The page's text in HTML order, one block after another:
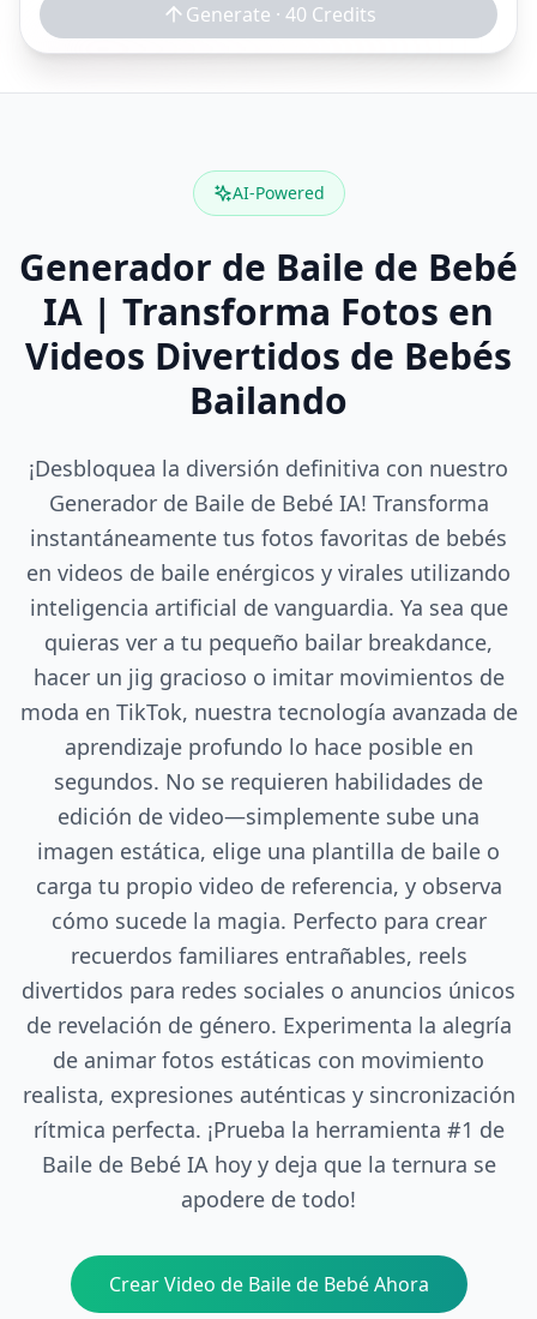
Generate · 40 Credits
AI-Powered
Generador de Baile de Bebé
IA | Transforma Fotos en
Videos Divertidos de Bebés
Bailando
¡Desbloquea la diversión definitiva con nuestro
Generador de Baile de Bebé IA! Transforma
instantáneamente tus fotos favoritas de bebés
en videos de baile enérgicos y virales utilizando
inteligencia artificial de vanguardia. Ya sea que
quieras ver a tu pequeño bailar breakdance,
hacer un jig gracioso o imitar movimientos de
moda en TikTok, nuestra tecnología avanzada de
aprendizaje profundo lo hace posible en
segundos. No se requieren habilidades de
edición de video—simplemente sube una
imagen estática, elige una plantilla de baile o
carga tu propio video de referencia, y observa
cómo sucede la magia. Perfecto para crear
recuerdos familiares entrañables, reels
divertidos para redes sociales o anuncios únicos
de revelación de género. Experimenta la alegría
de animar fotos estáticas con movimiento
realista, expresiones auténticas y sincronización
rítmica perfecta. ¡Prueba la herramienta #1 de
Baile de Bebé IA hoy y deja que la ternura se
apodere de todo!
Crear Video de Baile de Bebé Ahora